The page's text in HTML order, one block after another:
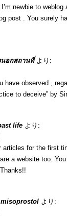
newbie to
post . You surely
นอกสถานที่ より:
have observed ,
to deceive” by
life より:
articles for the first
a website too.
より: